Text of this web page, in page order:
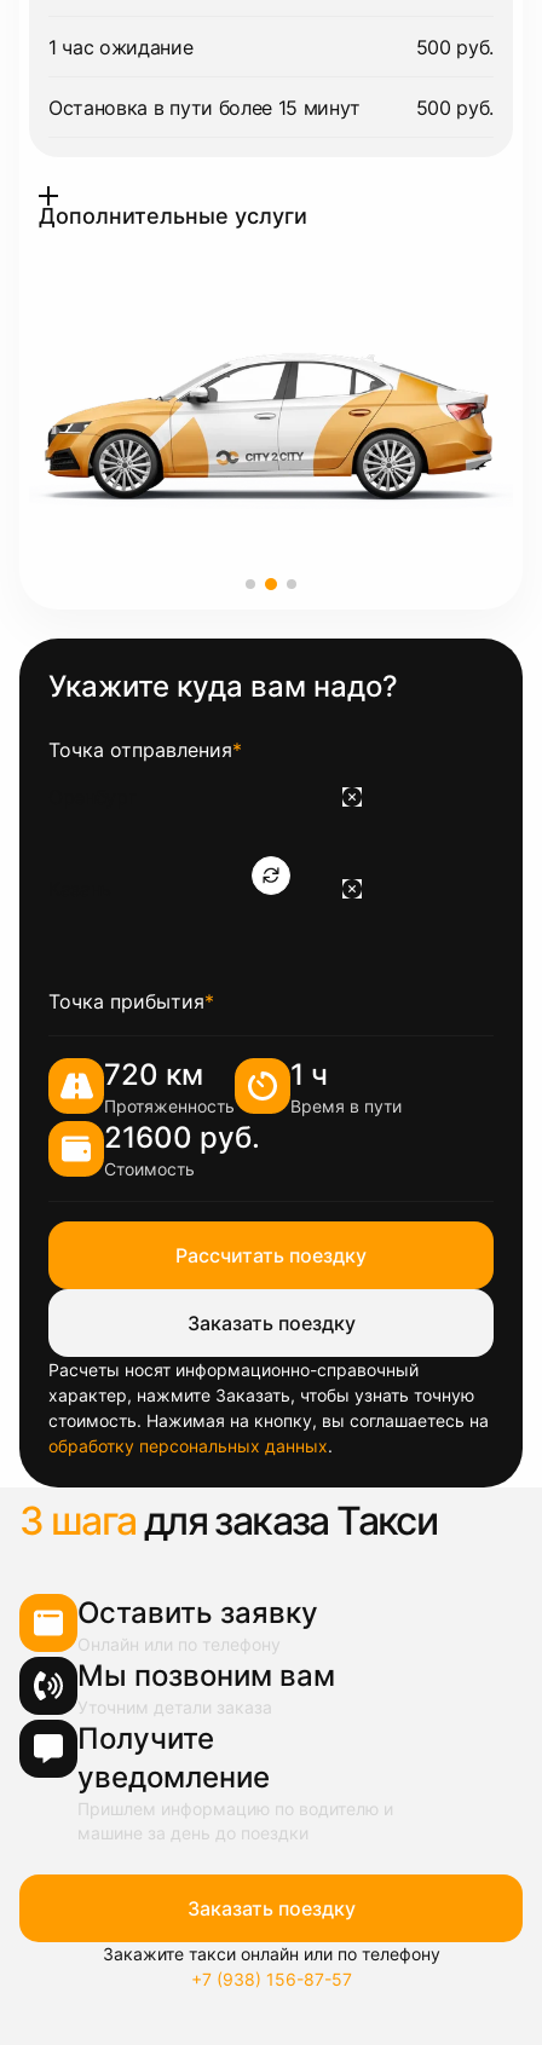
1 час ожидание 500 руб.
Остановка в пути более 15 минут 500 руб.
Дополнительные услуги
Укажите куда вам надо?
Точка отправления*
Точка прибытия*
720 км
Протяженность
1 ч
Время в пути
21600 руб.
Стоимость
Рассчитать поездку
Заказать поездку
Расчеты носят информационно-справочный
характер, нажмите Заказать, чтобы узнать точную
стоимость. Нажимая на кнопку, вы соглашаетесь на
обработку персональных данных.
3 шагадля заказа Такси
Оставить заявку
Онлайн или по телефону
Мы позвоним вам
Уточним детали заказа
Получите
уведомление
Пришлем информацию по водителю и
машине за день до поездки
Заказать поездку
Закажите такси онлайн или по телефону
+7 (938) 156-87-57